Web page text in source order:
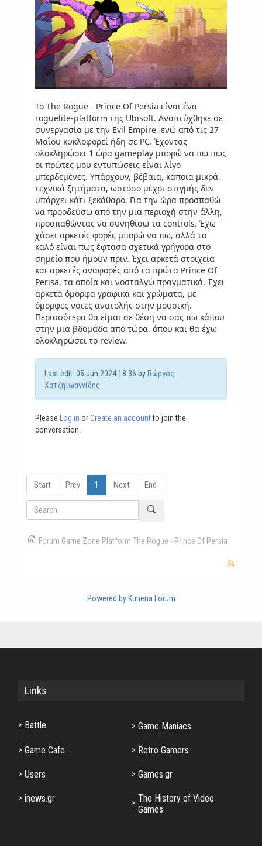
Το The Rogue - Prince Of Persia είναι ένα
roguelite-platform της Ubisoft. Αναπτύχθηκε σε
συνεργασία με την Evil Empire, ενώ από τις 27
Μαΐου κυκλοφορεί ήδη σε PC. Έχοντας
ολοκληρώσει 1 ώρα gameplay μπορώ να πω πως
οι πρώτες μου εντυπώσεις είναι λίγο
μπερδεμένες. Υπάρχουν, βέβαια, κάποια μικρά
τεχνικά ζητήματα, ωστόσο μέχρι στιγμής δεν
υπάρχει κάτι ξεκάθαρο. Για την ώρα προσπαθώ
να προοδεύσω από την μια περιοχή στην άλλη,
προσπαθώντας να συνηθίσω τα controls. Έχω
χάσει αρκετές φορές μπορώ να πω, αλλά το
καλό είναι πως έφτασα σχετικά γρήγορα στο
σημείο που ήμουν πριν. Έχει αρκετά στοιχεία
και αρκετές αναφορές από τα πρώτα Prince Of
Perisa, τα οποία και νοσταλγώ πραγματικά. Έχει
αρκετά όμορφα γραφικά και χρώματα, με
όμορφες νότες ανατολής στην μουσική.
Περισσότερα θα είμαι σε θέση να σας πω κάπου
στην μια βδομάδα από τώρα, όπου και θα έχω
ολοκληρώσει το review.
Last edit: 05 Jun 2024 18:36 by Γιώργος
Χατζηϊωαννίδης
Please Log in orCreate an accountto join the
conversation.
Start Prev 1 Next End
Forum Game Zone Platform The Rogue - Prince Of Persia
Powered by Kunena Forum
Links
Battle Game Maniacs
Game Cafe Retro Gamers
Users Games.gr
inews.gr
The History of Video
Games